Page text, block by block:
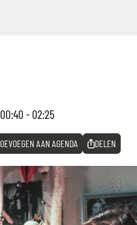
00:40 - 02:25
AAN AGENDA DELEN